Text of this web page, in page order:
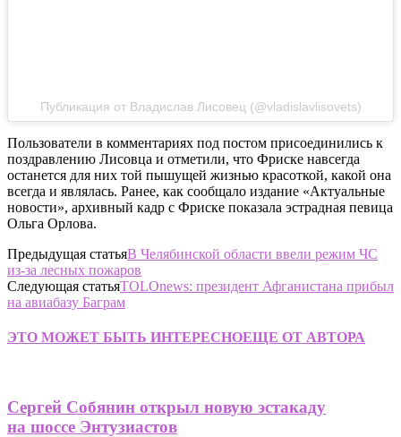
Публикация от Владислав Лисовец (@vladislavlisovets)
Пользователи в комментариях под постом присоединились к
поздравлению Лисовца и отметили, что Фриске навсегда
останется для них той пышущей жизнью красоткой, какой она
всегда и являлась. Ранее, как сообщало издание «Актуальные
новости», архивный кадр с Фриске показала эстрадная певица
Ольга Орлова.
Предыдущая статьяВ Челябинской области ввели режим ЧС
из-за лесных пожаров
Следующая статьяTOLOnews: президент Афганистана прибыл
на авиабазу Баграм
ЭТО МОЖЕТ БЫТЬ ИНТЕРЕСНОЕЩЕ ОТ АВТОРА
Сергей Собянин открыл новую эстакаду
на шоссе Энтузиастов